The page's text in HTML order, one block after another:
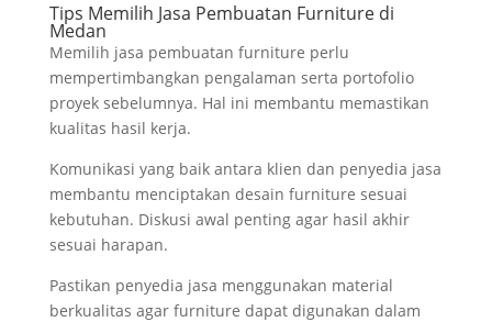
Tips Memilih Jasa Pembuatan Furniture di
Medan
Memilih jasa pembuatan furniture perlu
mempertimbangkan pengalaman serta portofolio
proyek sebelumnya. Hal ini membantu memastikan
kualitas hasil kerja.
Komunikasi yang baik antara klien dan penyedia jasa
membantu menciptakan desain furniture sesuai
kebutuhan. Diskusi awal penting agar hasil akhir
sesuai harapan.
Pastikan penyedia jasa menggunakan material
berkualitas agar furniture dapat digunakan dalam